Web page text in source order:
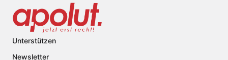
Unterstützen
Newsletter